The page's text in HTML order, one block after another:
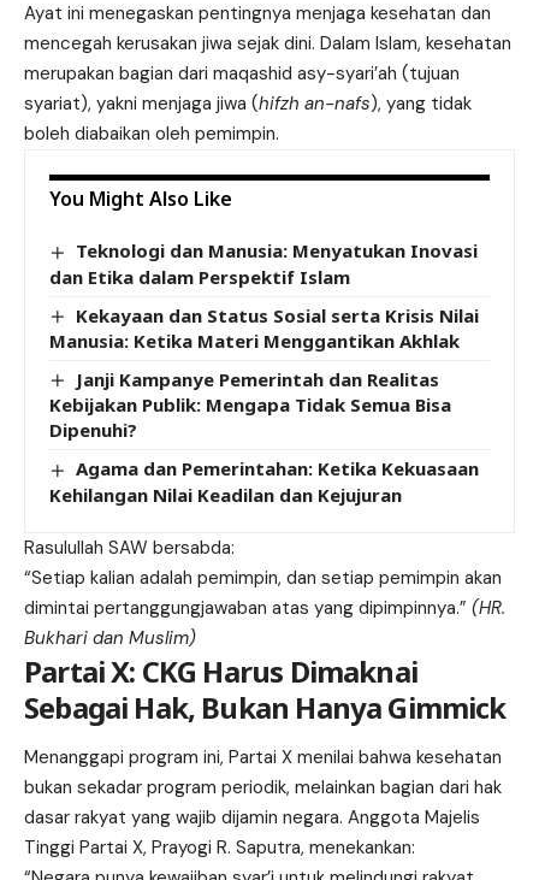
Ayat ini menegaskan pentingnya menjaga kesehatan dan
mencegah kerusakan jiwa sejak dini. Dalam Islam, kesehatan
merupakan bagian dari maqashid asy-syari’ah (tujuan
syariat), yakni menjaga jiwa (hifzh an-nafs), yang tidak
boleh diabaikan oleh pemimpin.
You Might Also Like
Teknologi dan Manusia: Menyatukan Inovasi
dan Etika dalam Perspektif Islam
Kekayaan dan Status Sosial serta Krisis Nilai
Manusia: Ketika Materi Menggantikan Akhlak
Janji Kampanye Pemerintah dan Realitas
Kebijakan Publik: Mengapa Tidak Semua Bisa
Dipenuhi?
Agama dan Pemerintahan: Ketika Kekuasaan
Kehilangan Nilai Keadilan dan Kejujuran
Rasulullah SAW bersabda:
“Setiap kalian adalah pemimpin, dan setiap pemimpin akan
dimintai pertanggungjawaban atas yang dipimpinnya.” (HR.
Bukhari dan Muslim)
Partai X: CKG Harus Dimaknai
Sebagai Hak, Bukan Hanya Gimmick
Menanggapi program ini, Partai X menilai bahwa kesehatan
bukan sekadar program periodik, melainkan bagian dari hak
dasar rakyat yang wajib dijamin negara. Anggota Majelis
Tinggi Partai X, Prayogi R. Saputra, menekankan: